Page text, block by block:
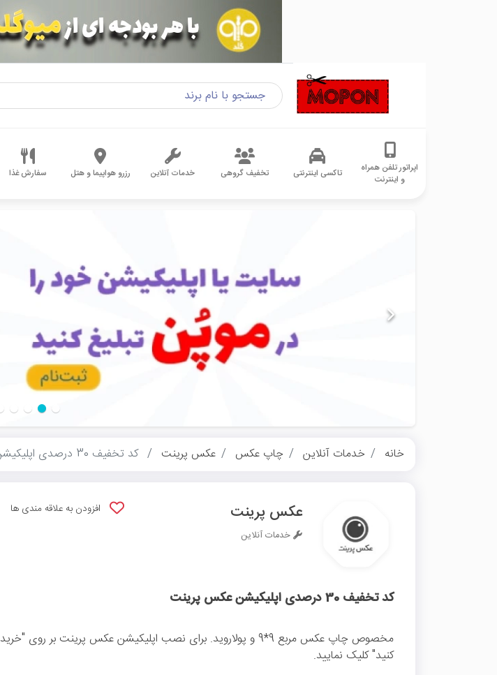
اپراتور تلفن همراه
و اینترنت
تاکسی اینترنتی تخفیف گروهی خدمات آنلاین رزرو هواپیما و هتل سفارش غذا
خانه خدمات آنلاین چاپ عکس عکس پرینت کد تخفیف 30 درصدی اپلیکیشن عکس پرینت
عکس پرینت
خدمات آنلاین
افزودن به علاقه مندی ها
کد تخفیف 30 درصدی اپلیکیشن عکس پرینت
مخصوص چاپ عکس مربع 9*9 و پولاروید. برای نصب اپلیکیشن عکس پرینت بر روی "خرید
کنید" کلیک نمایید.